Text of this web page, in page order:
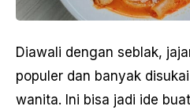
Diawali dengan seblak,
populer dan banyak
wanita. Ini bisa jadi ide